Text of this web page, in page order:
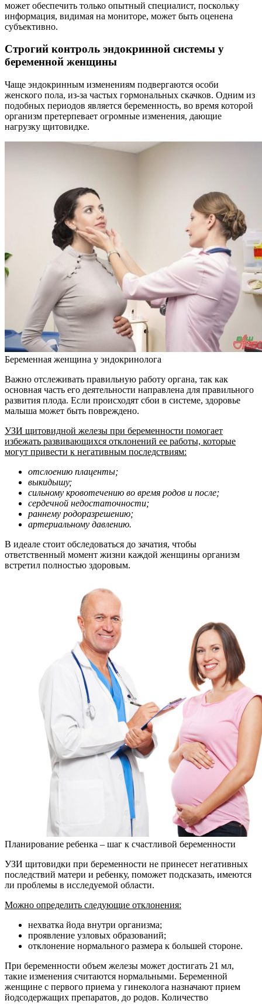
может обеспечить только опытный специалист, поскольку
информация, видимая на мониторе, может быть оценена
субъективно.
Строгий контроль эндокринной системы у
беременной женщины
Чаще эндокринным изменениям подвергаются особи
женского пола, из-за частых гормональных скачков. Одним из
подобных периодов является беременность, во время которой
организм претерпевает огромные изменения, дающие
нагрузку щитовидке.
Беременная женщина у эндокринолога
Важно отслеживать правильную работу органа, так как
основная часть его деятельности направлена для правильного
развития плода. Если происходят сбои в системе, здоровье
малыша может быть повреждено.
УЗИ щитовидной железы при беременности помогает
избежать развивающихся отклонений ее работы, которые
могут привести к негативным последствиям:
отслоению плаценты;
выкидышу;
сильному кровотечению во время родов и после;
сердечной недостаточности;
раннему родоразрешению;
артериальному давлению.
В идеале стоит обследоваться до зачатия, чтобы
ответственный момент жизни каждой женщины организм
встретил полностью здоровым.
Планирование ребенка – шаг к счастливой беременности
УЗИ щитовидки при беременности не принесет негативных
последствий матери и ребенку, поможет подсказать, имеются
ли проблемы в исследуемой области.
Можно определить следующие отклонения:
нехватка йода внутри организма;
проявление узловых образований;
отклонение нормального размера к большей стороне.
При беременности объем железы может достигать 21 мл,
такие изменения считаются нормальными. Беременной
женщине с первого приема у гинеколога назначают прием
йодсодержащих препаратов, до родов. Количество